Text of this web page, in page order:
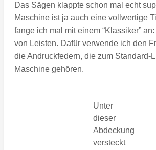
Das Sägen klappte schon mal echt
Maschine ist ja auch eine vollwertige
fange ich mal mit einem “Klassiker”
von Leisten. Dafür verwende ich den
die Andruckfedern, die zum Standard-
Maschine gehören.
Unter
dieser
Abdeckung
versteckt